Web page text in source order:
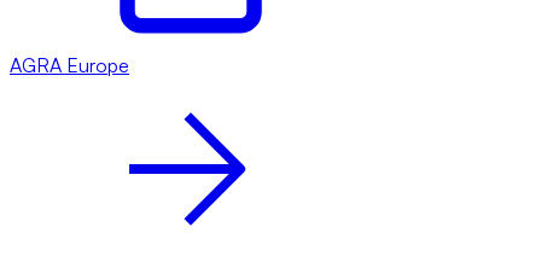
AGRA Europe